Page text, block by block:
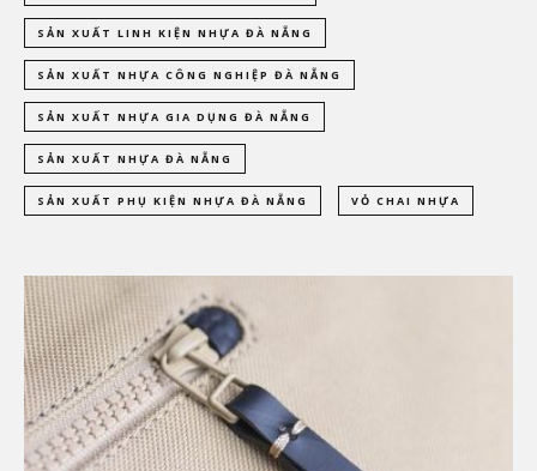
SẢN XUẤT LINH KIỆN NHỰA ĐÀ NẴNG
SẢN XUẤT NHỰA CÔNG NGHIỆP ĐÀ NẴNG
SẢN XUẤT NHỰA GIA DỤNG ĐÀ NẴNG
SẢN XUẤT NHỰA ĐÀ NẴNG
SẢN XUẤT PHỤ KIỆN NHỰA ĐÀ NẴNG VỎ CHAI NHỰA